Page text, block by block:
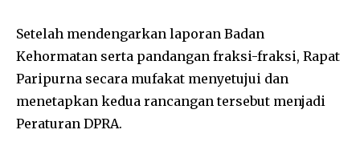
Setelah mendengarkan laporan Badan
Kehormatan serta pandangan fraksi-fraksi, Rapat
Paripurna secara mufakat menyetujui dan
menetapkan kedua rancangan tersebut menjadi
Peraturan DPRA.